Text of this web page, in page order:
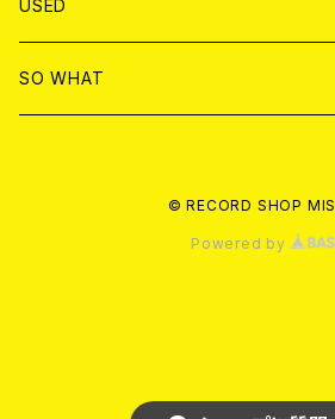
T-SHIRT & WEAR
DVD
BADGE
PATCH
USED
書籍
SO WHAT
© RECORD SHOP
Powered by